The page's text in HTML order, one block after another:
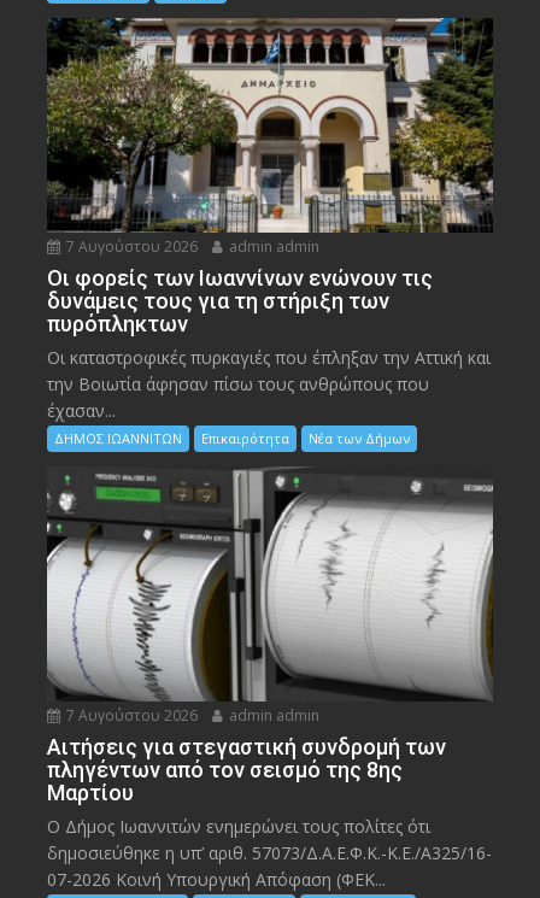
7 Αυγούστου 2026 admin admin
Οι φορείς των Ιωαννίνων ενώνουν τις
δυνάμεις τους για τη στήριξη των
πυρόπληκτων
Οι καταστροφικές πυρκαγιές που έπληξαν την Αττική και
την Bοιωτία άφησαν πίσω τους ανθρώπους που
έχασαν...
ΔΗΜΟΣ ΙΩΑΝΝΙΤΩΝ Επικαιρότητα Νέα των Δήμων
7 Αυγούστου 2026 admin admin
Αιτήσεις για στεγαστική συνδρομή των
πληγέντων από τον σεισμό της 8ης
Μαρτίου
Ο Δήμος Ιωαννιτών ενημερώνει τους πολίτες ότι
δημοσιεύθηκε η υπ’ αριθ. 57073/Δ.Α.Ε.Φ.Κ.-Κ.Ε./Α325/16-
07-2026 Κοινή Υπουργική Απόφαση (ΦΕΚ...